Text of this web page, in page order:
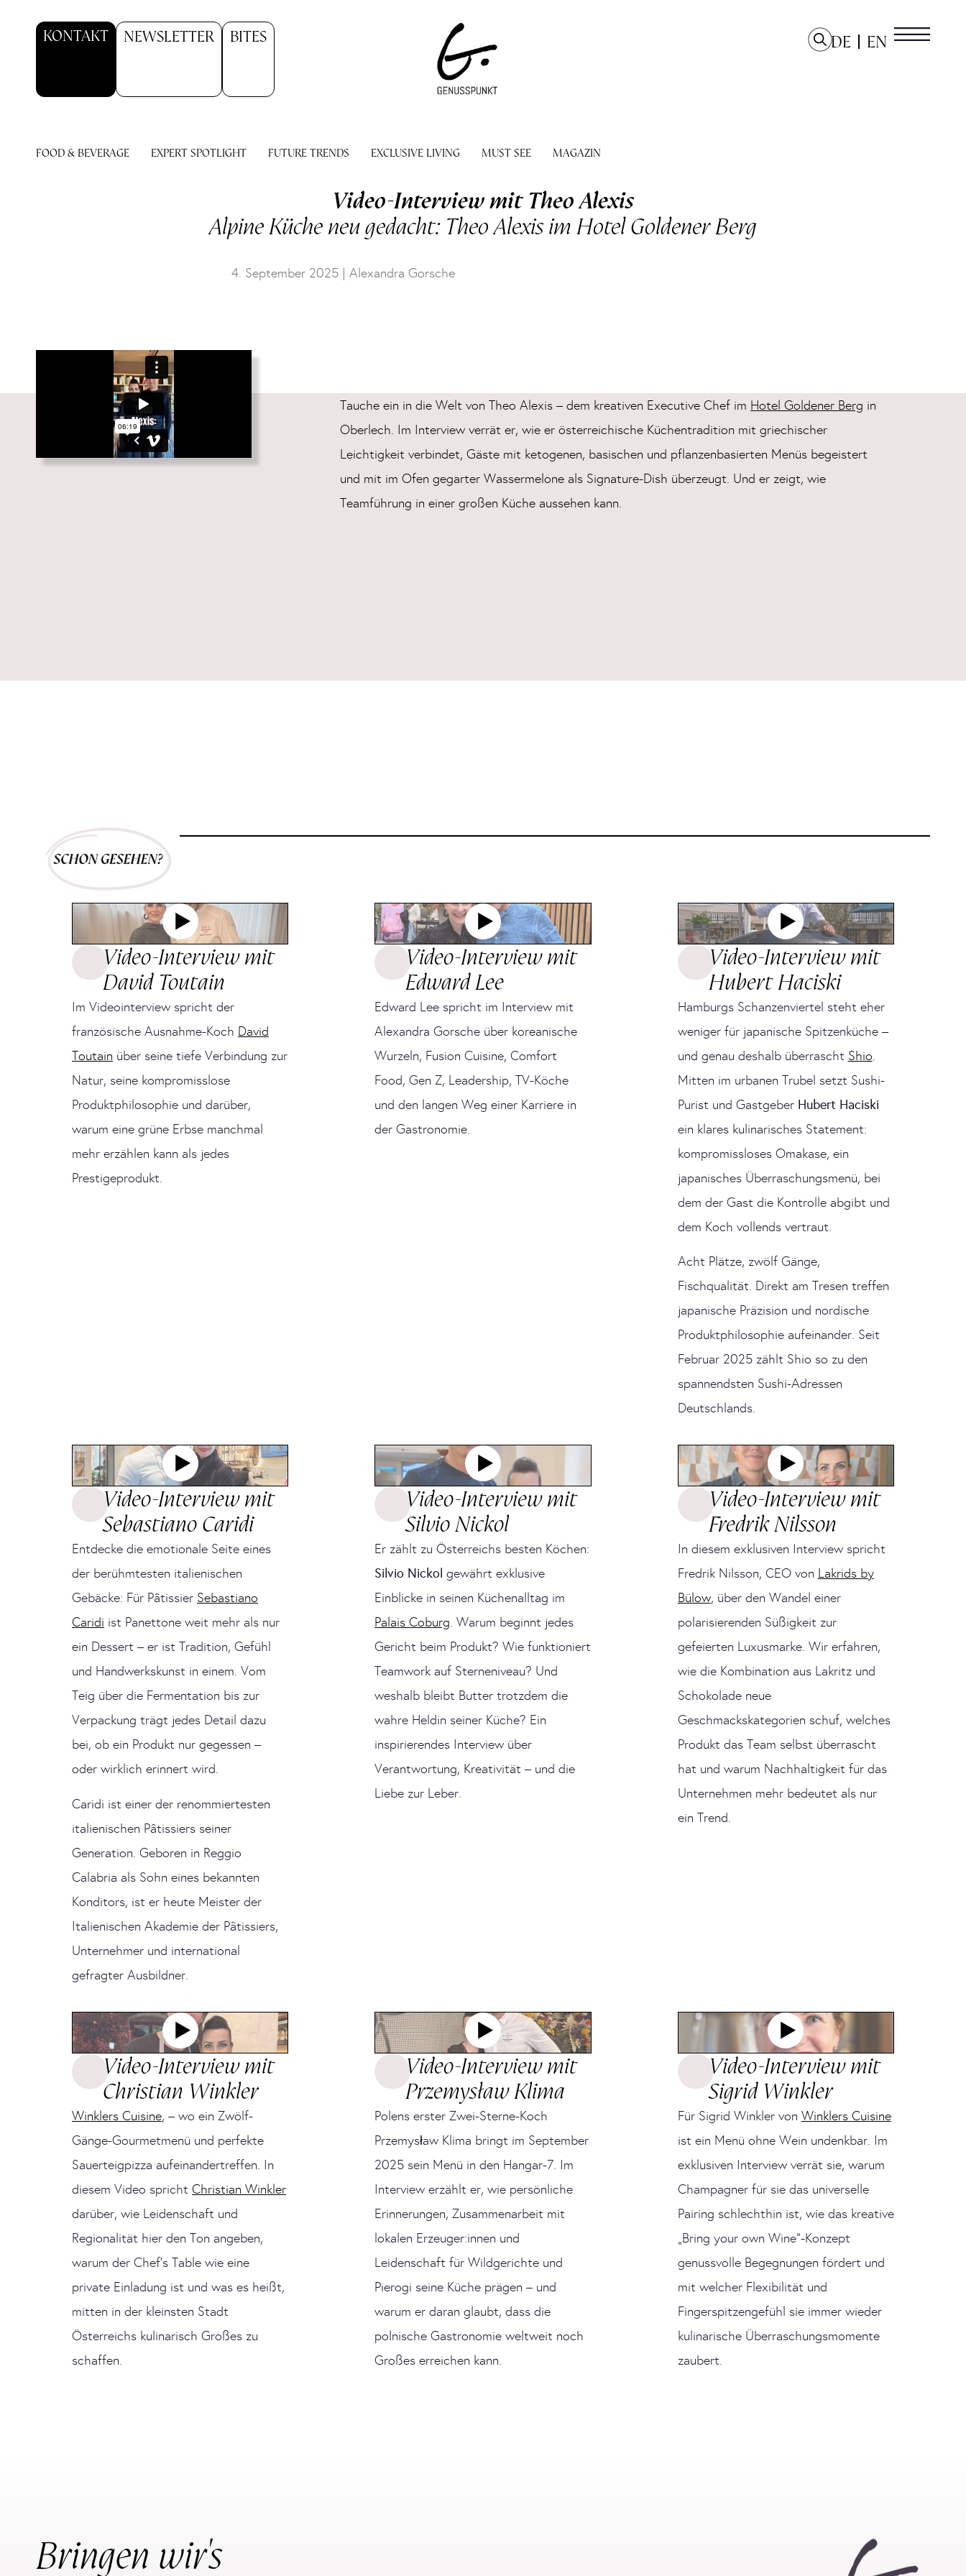
KONTAKT NEWSLETTER BITES DE EN
FOOD & BEVERAGE EXPERT SPOTLIGHT FUTURE TRENDS EXCLUSIVE LIVING MUST SEE MAGAZIN
Video-Interview mit Theo Alexis
Alpine Küche neu gedacht: Theo Alexis im Hotel Goldener Berg
4. September 2025 | Alexandra Gorsche
Tauche ein in die Welt von Theo Alexis – dem kreativen Executive Chef im Hotel Goldener Berg in
Oberlech. Im Interview verrät er, wie er österreichische Küchentradition mit griechischer
Leichtigkeit verbindet, Gäste mit ketogenen, basischen und pflanzenbasierten Menüs begeistert
und mit im Ofen gegarter Wassermelone als Signature-Dish überzeugt. Und er zeigt, wie
Teamführung in einer großen Küche aussehen kann.
Video-Interview mit
David Toutain
Im Videointerview spricht der
französische Ausnahme-Koch David
Toutain über seine tiefe Verbindung zur
Natur, seine kompromisslose
Produktphilosophie und darüber,
warum eine grüne Erbse manchmal
mehr erzählen kann als jedes
Prestigeprodukt.
Video-Interview mit
Edward Lee
Edward Lee spricht im Interview mit
Alexandra Gorsche über koreanische
Wurzeln, Fusion Cuisine, Comfort
Food, Gen Z, Leadership, TV-Köche
und den langen Weg einer Karriere in
der Gastronomie.
Video-Interview mit
Hubert Haciski
Hamburgs Schanzenviertel steht eher
weniger für japanische Spitzenküche –
und genau deshalb überrascht Shio.
Mitten im urbanen Trubel setzt Sushi-
Purist und Gastgeber Hubert Haciski
ein klares kulinarisches Statement:
kompromissloses Omakase, ein
japanisches Überraschungsmenü, bei
dem der Gast die Kontrolle abgibt und
dem Koch vollends vertraut.
Acht Plätze, zwölf Gänge,
Fischqualität. Direkt am Tresen treffen
japanische Präzision und nordische
Produktphilosophie aufeinander. Seit
Februar 2025 zählt Shio so zu den
spannendsten Sushi-Adressen
Deutschlands.
Video-Interview mit
Sebastiano Caridi
Entdecke die emotionale Seite eines
der berühmtesten italienischen
Gebäcke: Für Pâtissier Sebastiano
Caridi ist Panettone weit mehr als nur
ein Dessert – er ist Tradition, Gefühl
und Handwerkskunst in einem. Vom
Teig über die Fermentation bis zur
Verpackung trägt jedes Detail dazu
bei, ob ein Produkt nur gegessen –
oder wirklich erinnert wird.
Caridi ist einer der renommiertesten
italienischen Pâtissiers seiner
Generation. Geboren in Reggio
Calabria als Sohn eines bekannten
Konditors, ist er heute Meister der
Italienischen Akademie der Pâtissiers,
Unternehmer und international
gefragter Ausbildner.
Video-Interview mit
Silvio Nickol
Er zählt zu Österreichs besten Köchen:
Silvio Nickol gewährt exklusive
Einblicke in seinen Küchenalltag im
Palais Coburg. Warum beginnt jedes
Gericht beim Produkt? Wie funktioniert
Teamwork auf Sterneniveau? Und
weshalb bleibt Butter trotzdem die
wahre Heldin seiner Küche? Ein
inspirierendes Interview über
Verantwortung, Kreativität – und die
Liebe zur Leber.
Video-Interview mit
Fredrik Nilsson
In diesem exklusiven Interview spricht
Fredrik Nilsson, CEO von Lakrids by
Bülow, über den Wandel einer
polarisierenden Süßigkeit zur
gefeierten Luxusmarke. Wir erfahren,
wie die Kombination aus Lakritz und
Schokolade neue
Geschmackskategorien schuf, welches
Produkt das Team selbst überrascht
hat und warum Nachhaltigkeit für das
Unternehmen mehr bedeutet als nur
ein Trend.
Video-Interview mit
Christian Winkler
Winklers Cuisine, – wo ein Zwölf-
Gänge-Gourmetmenü und perfekte
Sauerteigpizza aufeinandertreffen. In
diesem Video spricht Christian Winkler
darüber, wie Leidenschaft und
Regionalität hier den Ton angeben,
warum der Chef’s Table wie eine
private Einladung ist und was es heißt,
mitten in der kleinsten Stadt
Österreichs kulinarisch Großes zu
schaffen.
Video-Interview mit
Przemysław Klima
Polens erster Zwei-Sterne-Koch
Przemysław Klima bringt im September
2025 sein Menü in den Hangar-7. Im
Interview erzählt er, wie persönliche
Erinnerungen, Zusammenarbeit mit
lokalen Erzeuger:innen und
Leidenschaft für Wildgerichte und
Pierogi seine Küche prägen – und
warum er daran glaubt, dass die
polnische Gastronomie weltweit noch
Großes erreichen kann.
Video-Interview mit
Sigrid Winkler
Für Sigrid Winkler von Winklers Cuisine
ist ein Menü ohne Wein undenkbar. Im
exklusiven Interview verrät sie, warum
Champagner für sie das universelle
Pairing schlechthin ist, wie das kreative
„Bring your own Wine“-Konzept
genussvolle Begegnungen fördert und
mit welcher Flexibilität und
Fingerspitzengefühl sie immer wieder
kulinarische Überraschungsmomente
zaubert.
Bringen wir's